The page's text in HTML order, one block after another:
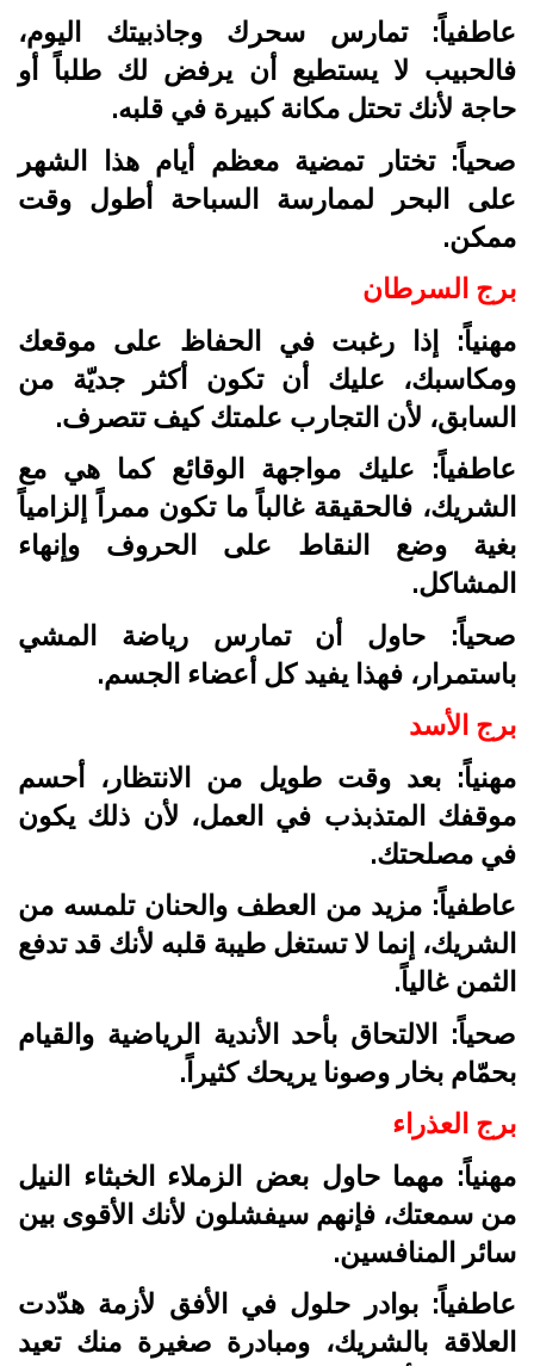
عاطفياً: تمارس سحرك وجاذبيتك اليوم،
فالحبيب لا يستطيع أن يرفض لك طلباً أو
حاجة لأنك تحتل مكانة كبيرة في قلبه.
صحياً: تختار تمضية معظم أيام هذا الشهر
على البحر لممارسة السباحة أطول وقت
ممكن.
برج السرطان
مهنياً: إذا رغبت في الحفاظ على موقعك
ومكاسبك، عليك أن تكون أكثر جديّة من
السابق، لأن التجارب علمتك كيف تتصرف.
عاطفياً: عليك مواجهة الوقائع كما هي مع
الشريك، فالحقيقة غالباً ما تكون ممراً إلزامياً
بغية وضع النقاط على الحروف وإنهاء
المشاكل.
صحياً: حاول أن تمارس رياضة المشي
باستمرار، فهذا يفيد كل أعضاء الجسم.
برج الأسد
مهنياً: بعد وقت طويل من الانتظار، أحسم
موقفك المتذبذب في العمل، لأن ذلك يكون
في مصلحتك.
عاطفياً: مزيد من العطف والحنان تلمسه من
الشريك، إنما لا تستغل طيبة قلبه لأنك قد تدفع
الثمن غالياً.
صحياً: الالتحاق بأحد الأندية الرياضية والقيام
بحمّام بخار وصونا يريحك كثيراً.
برج العذراء
مهنياً: مهما حاول بعض الزملاء الخبثاء النيل
من سمعتك، فإنهم سيفشلون لأنك الأقوى بين
سائر المنافسين.
عاطفياً: بوادر حلول في الأفق لأزمة هدّدت
العلاقة بالشريك، ومبادرة صغيرة منك تعيد